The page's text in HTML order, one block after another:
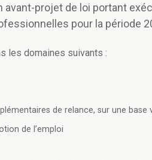
projet de loi portant
pour la période
les domaines suivants :
de relance, sur une
de l’emploi